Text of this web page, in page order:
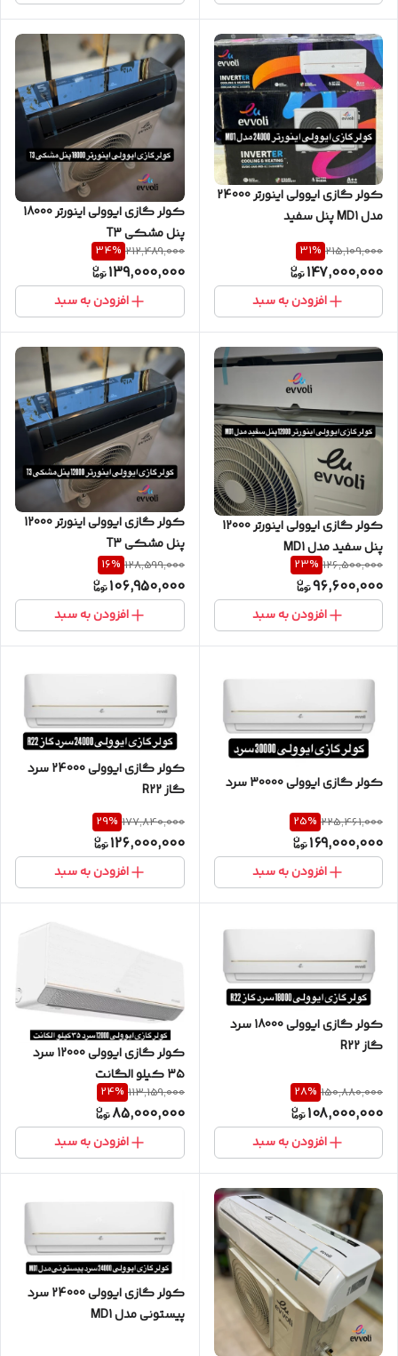
کولر گازی ایوولی اینورتر 24000
مدل MD1 پنل سفید
215,109,000
31%
147,000,000
افزودن به سبد
کولر گازی ایوولی اینورتر 18000
پنل مشکی T3
212,489,000
34%
139,000,000
افزودن به سبد
کولر گازی ایوولی اینورتر 12000
پنل سفید مدل MD1
126,500,000
23%
96,600,000
افزودن به سبد
کولر گازی ایوولی اینورتر 12000
پنل مشکی T3
128,599,000
16%
106,950,000
افزودن به سبد
کولر گازی ایوولی 30000 سرد
225,461,000
25%
169,000,000
افزودن به سبد
کولر گازی ایوولی 24000 سرد
گاز R22
177,840,000
29%
126,000,000
افزودن به سبد
کولر گازی ایوولی 18000 سرد
گاز R22
150,880,000
28%
108,000,000
افزودن به سبد
‎کولر گازی ایوولی 12000 سرد
۳۵ کیلو الگانت
113,159,000
24%
85,000,000
افزودن به سبد
کولر گازی ایوولی 24000 سرد
پیستونی مدل MD1